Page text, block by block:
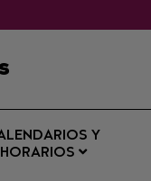
Y
HORARIOS